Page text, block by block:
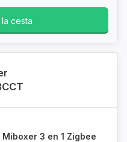
cesta
3 en 1 Zigbee